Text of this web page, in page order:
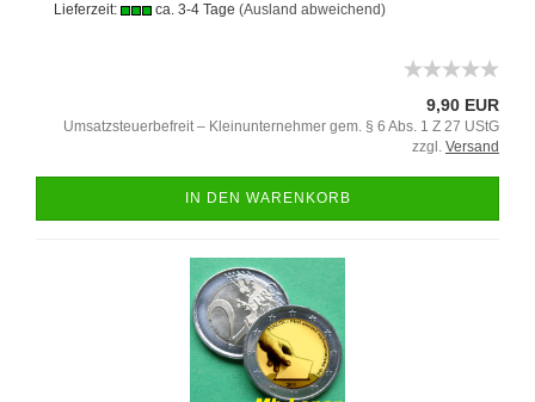
Lieferzeit: ca. 3-4 Tage (Ausland abweichend)
9,90 EUR
Umsatzsteuerbefreit – Kleinunternehmer gem. § 6 Abs. 1 Z 27 UStG
zzgl. Versand
IN DEN WARENKORB